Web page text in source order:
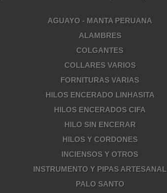
AGUAYO - MANTA PERUANA
ALAMBRES
COLGANTES
COLLARES VARIOS
FORNITURAS VARIAS
HILOS ENCERADO LINHASITA
HILOS ENCERADOS CIFA
HILO SIN ENCERAR
HILOS Y CORDONES
INCIENSOS Y OTROS
INSTRUMENTO Y PIPAS ARTESANAL
PALO SANTO